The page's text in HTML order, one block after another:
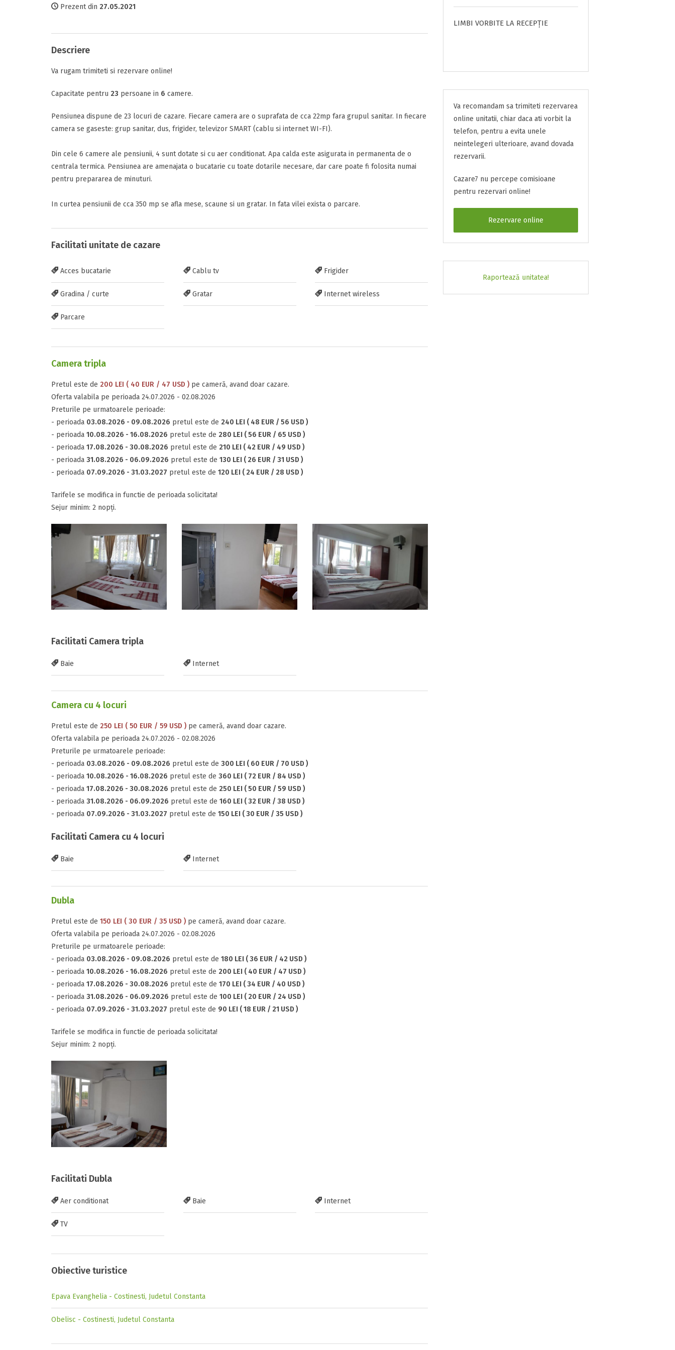
Prezent din 27.05.2021
Descriere
Va rugam trimiteti si rezervare online!
Capacitate pentru 23 persoane in 6 camere.
Pensiunea dispune de 23 locuri de cazare. Fiecare camera are o suprafata de cca 22mp fara grupul sanitar. In fiecare
camera se gaseste: grup sanitar, dus, frigider, televizor SMART (cablu si internet WI-FI).
Din cele 6 camere ale pensiunii, 4 sunt dotate si cu aer conditionat. Apa calda este asigurata in permanenta de o
centrala termica. Pensiunea are amenajata o bucatarie cu toate dotarile necesare, dar care poate fi folosita numai
pentru prepararea de minuturi.
In curtea pensiunii de cca 350 mp se afla mese, scaune si un gratar. In fata vilei exista o parcare.
Facilitati unitate de cazare
Acces bucatarie Cablu tv Frigider
Gradina / curte Gratar Internet wireless
Parcare
Camera tripla
Pretul este de 200 LEI ( 40 EUR / 47 USD ) pe cameră, avand doar cazare.
Oferta valabila pe perioada 24.07.2026 - 02.08.2026
Preturile pe urmatoarele perioade:
- perioada 03.08.2026 - 09.08.2026 pretul este de 240 LEI ( 48 EUR / 56 USD )
- perioada 10.08.2026 - 16.08.2026 pretul este de 280 LEI ( 56 EUR / 65 USD )
- perioada 17.08.2026 - 30.08.2026 pretul este de 210 LEI ( 42 EUR / 49 USD )
- perioada 31.08.2026 - 06.09.2026 pretul este de 130 LEI ( 26 EUR / 31 USD )
- perioada 07.09.2026 - 31.03.2027 pretul este de 120 LEI ( 24 EUR / 28 USD )
Tarifele se modifica in functie de perioada solicitata!
Sejur minim: 2 nopți.
Facilitati Camera tripla
Baie Internet
Camera cu 4 locuri
Pretul este de 250 LEI ( 50 EUR / 59 USD ) pe cameră, avand doar cazare.
Oferta valabila pe perioada 24.07.2026 - 02.08.2026
Preturile pe urmatoarele perioade:
- perioada 03.08.2026 - 09.08.2026 pretul este de 300 LEI ( 60 EUR / 70 USD )
- perioada 10.08.2026 - 16.08.2026 pretul este de 360 LEI ( 72 EUR / 84 USD )
- perioada 17.08.2026 - 30.08.2026 pretul este de 250 LEI ( 50 EUR / 59 USD )
- perioada 31.08.2026 - 06.09.2026 pretul este de 160 LEI ( 32 EUR / 38 USD )
- perioada 07.09.2026 - 31.03.2027 pretul este de 150 LEI ( 30 EUR / 35 USD )
Facilitati Camera cu 4 locuri
Baie Internet
Dubla
Pretul este de 150 LEI ( 30 EUR / 35 USD ) pe cameră, avand doar cazare.
Oferta valabila pe perioada 24.07.2026 - 02.08.2026
Preturile pe urmatoarele perioade:
- perioada 03.08.2026 - 09.08.2026 pretul este de 180 LEI ( 36 EUR / 42 USD )
- perioada 10.08.2026 - 16.08.2026 pretul este de 200 LEI ( 40 EUR / 47 USD )
- perioada 17.08.2026 - 30.08.2026 pretul este de 170 LEI ( 34 EUR / 40 USD )
- perioada 31.08.2026 - 06.09.2026 pretul este de 100 LEI ( 20 EUR / 24 USD )
- perioada 07.09.2026 - 31.03.2027 pretul este de 90 LEI ( 18 EUR / 21 USD )
Tarifele se modifica in functie de perioada solicitata!
Sejur minim: 2 nopți.
Facilitati Dubla
Aer conditionat Baie Internet
TV
Obiective turistice
Epava Evanghelia - Costinesti, Judetul Constanta
Obelisc - Costinesti, Judetul Constanta
Facilitati
Adauga recenzia
Data plecarii
Inscrieti-va GRATUIT pe grupul nostru de cazare
Trimite solicitarea
LIMBI VORBITE LA RECEPȚIE
Va recomandam sa trimiteti rezervarea
online unitatii, chiar daca ati vorbit la
telefon, pentru a evita unele
neintelegeri ulterioare, avand dovada
rezervarii.
Cazare7 nu percepe comisioane
pentru rezervari online!
Rezervare online
Raportează unitatea!